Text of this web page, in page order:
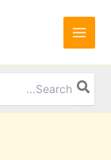
content
Search
for: